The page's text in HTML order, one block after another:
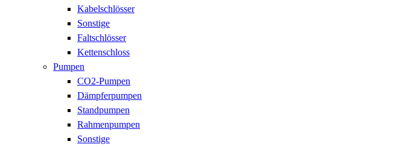
Kabelschlösser
Sonstige
Faltschlösser
Kettenschloss
Pumpen
CO2-Pumpen
Dämpferpumpen
Standpumpen
Rahmenpumpen
Sonstige